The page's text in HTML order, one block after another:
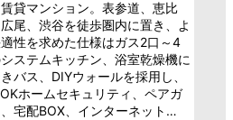
貸マンション。表参道、恵比
尾、渋谷を徒歩圏内に置き、よ
適性を求めた仕様はガス2口～4
ステムキッチン、浴室乾燥機に
バス、DIYウォールを採用し、
ホームセキュリティ、ペアガ
宅配BOX、インターネット…